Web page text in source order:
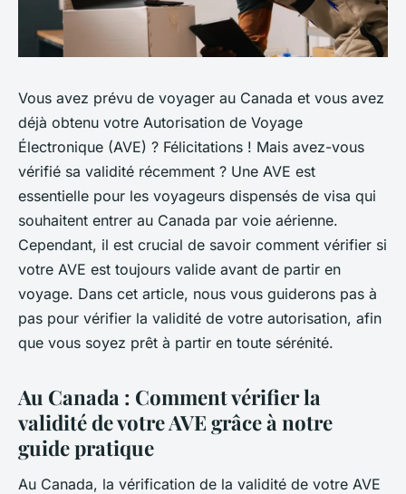
Vous avez prévu de voyager au Canada et vous avez
déjà obtenu votre Autorisation de Voyage
Électronique (AVE) ? Félicitations ! Mais avez-vous
vérifié sa validité récemment ? Une AVE est
essentielle pour les voyageurs dispensés de visa qui
souhaitent entrer au Canada par voie aérienne.
Cependant, il est crucial de savoir comment vérifier si
votre AVE est toujours valide avant de partir en
voyage. Dans cet article, nous vous guiderons pas à
pas pour vérifier la validité de votre autorisation, afin
que vous soyez prêt à partir en toute sérénité.
Au Canada : Comment vérifier la
validité de votre AVE grâce à notre
guide pratique
Au Canada, la vérification de la validité de votre AVE